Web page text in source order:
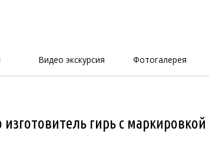
Видео экскурсия Фотогалерея
изготовитель гирь с маркировкой